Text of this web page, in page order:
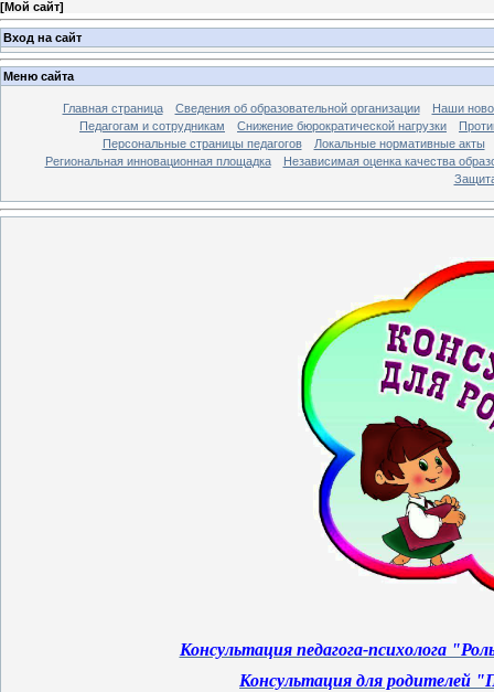
[Мой сайт]
Вход на сайт
Меню сайта
Главная страница Сведения об образовательной организации
Наши
Педагогам и сотрудникам
Снижение бюрократической нагрузки
Персональные страницы педагогов
Локальные нормативные акты
Региональная инновационная площадка
Независимая оценка качества
Консультация педагога-психолога
Консультация для родителей